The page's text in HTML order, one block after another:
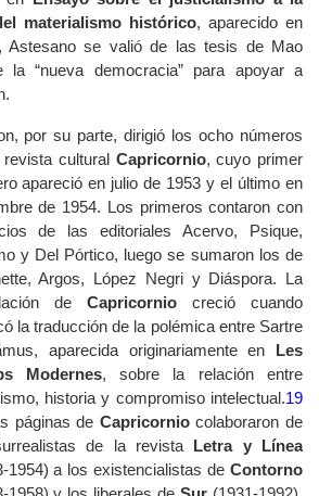
materialismo histórico, aparecido en
Astesano se valió de las tesis de Mao
la “nueva democracia” para apoyar a
por su parte, dirigió los ocho números
cultural Capricornio, cuyo primer
apareció en julio de 1953 y el último en
de 1954. Los primeros contaron con
de las editoriales Acervo, Psique,
y Del Pórtico, luego se sumaron los de
Argos, López Negriy Diáspora. La
de Capricornio creció cuando
la traducción de la polémica entre Sartre
aparecida originariamente en Les
Modernes, sobre la relación entre
historia y compromiso intelectual.19
páginas de Capricornio colaboraron de
de la revista Letra y Línea
1954) a los existencialistas de Contorno